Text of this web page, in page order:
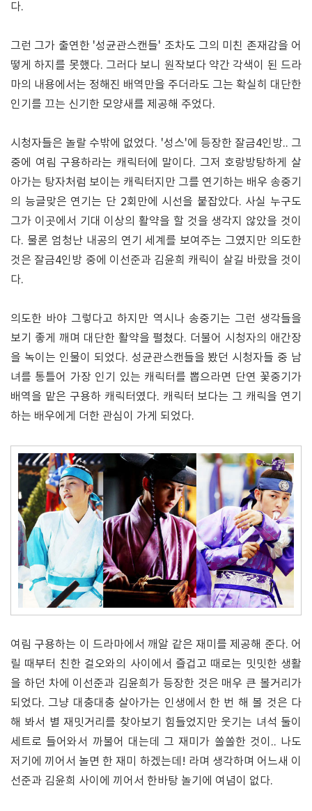
다.
그런 그가 출연한 '성균관스캔들' 조차도 그의 미친 존재감을 어
떻게 하지를 못했다. 그러다 보니 원작보다 약간 각색이 된 드라
마의 내용에서는 정해진 배역만을 주더라도 그는 확실히 대단한
인기를 끄는 신기한 모양새를 제공해 주었다.
시청자들은 놀랄 수밖에 없었다. '성스'에 등장한 잘금4인방.. 그
중에 여림 구용하라는 캐릭터에 말이다. 그저 호랑방탕하게 살
아가는 탕자처럼 보이는 캐릭터지만 그를 연기하는 배우 송중기
의 능글맞은 연기는 단 2회만에 시선을 붙잡았다. 사실 누구도
그가 이곳에서 기대 이상의 활약을 할 것을 생각지 않았을 것이
다. 물론 엄청난 내공의 연기 세계를 보여주는 그였지만 의도한
것은 잘금4인방 중에 이선준과 김윤희 캐릭이 살길 바랐을 것이
다.
의도한 바야 그렇다고 하지만 역시나 송중기는 그런 생각들을
보기 좋게 깨며 대단한 활약을 펼쳤다. 더불어 시청자의 애간장
을 녹이는 인물이 되었다. 성균관스캔들을 봤던 시청자들 중 남
녀를 통틀어 가장 인기 있는 캐릭터를 뽑으라면 단연 꽃중기가
배역을 맡은 구용하 캐릭터였다. 캐릭터 보다는 그 캐릭을 연기
하는 배우에게 더한 관심이 가게 되었다.
여림 구용하는 이 드라마에서 깨알 같은 재미를 제공해 준다. 어
릴 때부터 친한 걸오와의 사이에서 즐겁고 때로는 밋밋한 생활
을 하던 차에 이선준과 김윤희가 등장한 것은 매우 큰 볼거리가
되었다. 그냥 대충대충 살아가는 인생에서 한 번 해 볼 것은 다
해 봐서 별 재밋거리를 찾아보기 힘들었지만 웃기는 녀석 둘이
세트로 들어와서 까불어 대는데 그 재미가 쏠쏠한 것이.. 나도
저기에 끼어서 놀면 한 재미 하겠는데! 라며 생각하며 어느새 이
선준과 김윤희 사이에 끼어서 한바탕 놀기에 여념이 없다.